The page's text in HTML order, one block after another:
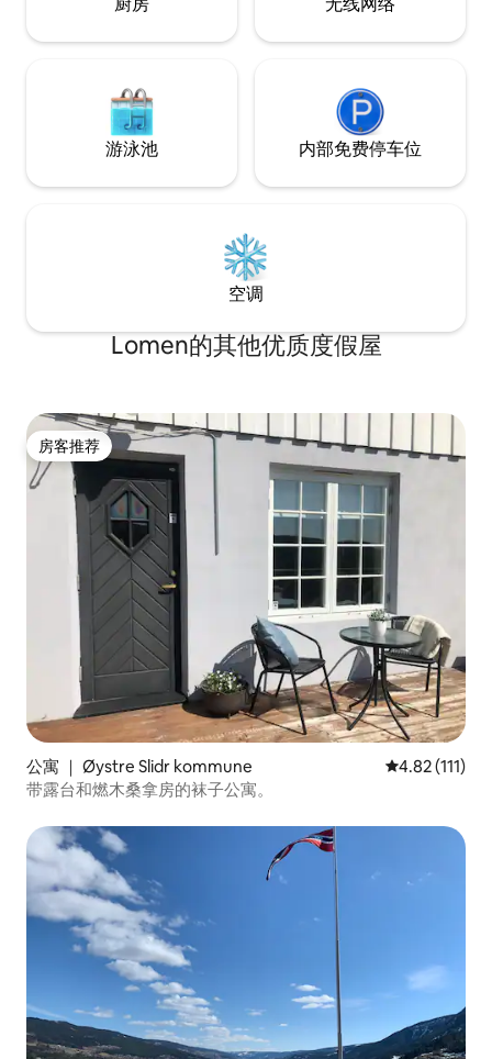
游泳池 内部免费停车位
空调
Lomen的其他优质度假屋
房客推荐
房客推荐
公寓 ｜ Øystre Slidr kommune 平均评分 4.82
4.82 (111)
带露台和燃木桑拿房的袜子公寓。